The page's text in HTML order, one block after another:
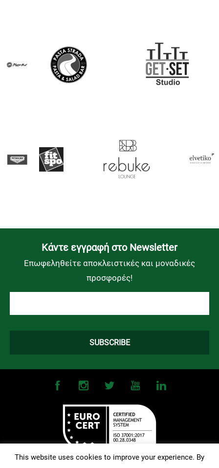
Kάντε εγγραφή στο Newsletter
Επωφεληθείτε αποκλειστικές και μοναδικές
προσφορές!
This website uses cookies to improve your experience. By